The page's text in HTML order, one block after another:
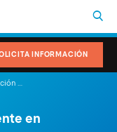
INFORMACIÓN
en